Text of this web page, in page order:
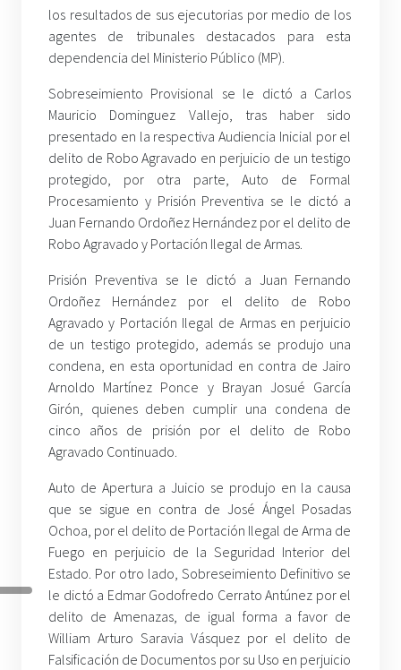
los resultados de sus ejecutorias por medio de los
agentes de tribunales destacados para esta
dependencia del Ministerio Público (MP).
Sobreseimiento Provisional se le dictó a Carlos
Mauricio Dominguez Vallejo, tras haber sido
presentado en la respectiva Audiencia Inicial por el
delito de Robo Agravado en perjuicio de un testigo
protegido, por otra parte, Auto de Formal
Procesamiento y Prisión Preventiva se le dictó a
Juan Fernando Ordoñez Hernández por el delito de
Robo Agravado y Portación Ilegal de Armas.
Prisión Preventiva se le dictó a Juan Fernando
Ordoñez Hernández por el delito de Robo
Agravado y Portación Ilegal de Armas en perjuicio
de un testigo protegido, además se produjo una
condena, en esta oportunidad en contra de Jairo
Arnoldo Martínez Ponce y Brayan Josué García
Girón, quienes deben cumplir una condena de
cinco años de prisión por el delito de Robo
Agravado Continuado.
Auto de Apertura a Juicio se produjo en la causa
que se sigue en contra de José Ángel Posadas
Ochoa, por el delito de Portación Ilegal de Arma de
Fuego en perjuicio de la Seguridad Interior del
Estado. Por otro lado, Sobreseimiento Definitivo se
le dictó a Edmar Godofredo Cerrato Antúnez por el
delito de Amenazas, de igual forma a favor de
William Arturo Saravia Vásquez por el delito de
Falsificación de Documentos por su Uso en perjuicio